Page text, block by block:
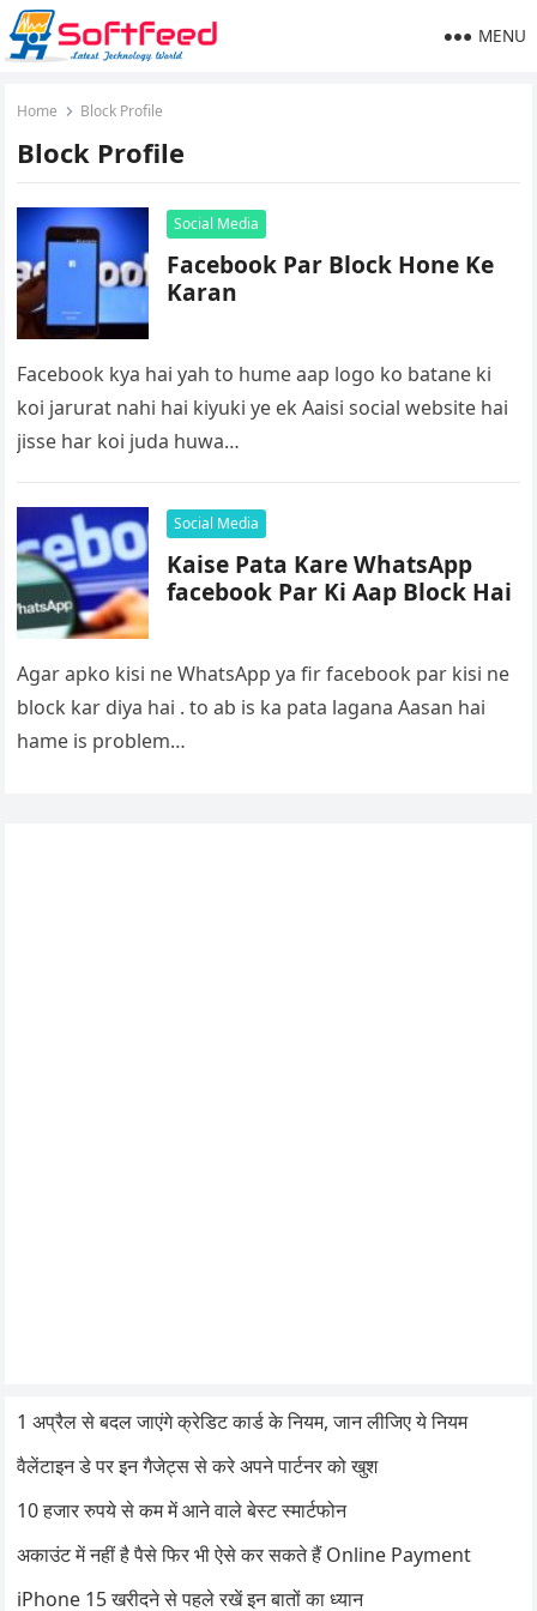
MENU
Home Block Profile
Block Profile
Social Media
Facebook Par Block Hone Ke
Karan
Facebook kya hai yah to hume aap logo ko batane ki
koi jarurat nahi hai kiyuki ye ek Aaisi social website hai
jisse har koi juda huwa…
Social Media
Kaise Pata Kare WhatsApp
facebook Par Ki Aap Block Hai
Agar apko kisi ne WhatsApp ya fir facebook par kisi ne
block kar diya hai . to ab is ka pata lagana Aasan hai
hame is problem…
1 अप्रैल से बदल जाएंगे क्रेडिट कार्ड के नियम, जान लीजिए ये नियम
वैलेंटाइन डे पर इन गैजेट्स से करे अपने पार्टनर को खुश
10 हजार रुपये से कम में आने वाले बेस्ट स्मार्टफोन
अकाउंट में नहीं है पैसे फिर भी ऐसे कर सकते हैं Online Payment
iPhone 15 खरीदने से पहले रखें इन बातों का ध्यान